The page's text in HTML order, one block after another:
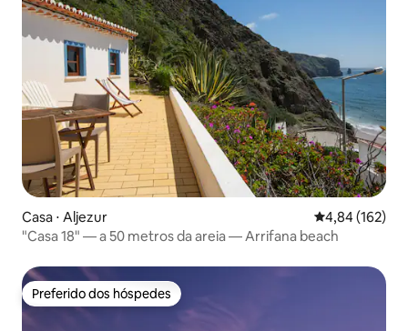
Casa ⋅ Aljezur 4,84 de uma
4,84 (162)
"Casa 18" — a 50 metros da areia — Arrifana beach
Preferido dos hóspedes
Preferido dos hóspedes